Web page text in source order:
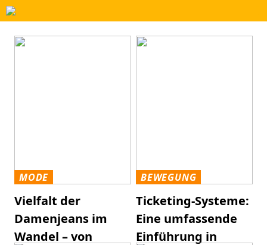
MODE
Vielfalt der
Damenjeans im
Wandel – von
BEWEGUNG
Ticketing-Systeme:
Eine umfassende
Einführung in